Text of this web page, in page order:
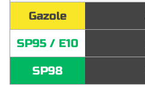
Gazole
SP95 / E10
SP98